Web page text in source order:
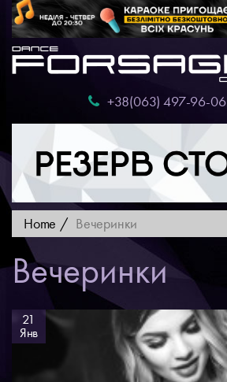
+38(063) 497-96-06
Home Вечеринки
Вечеринки
21
Янв